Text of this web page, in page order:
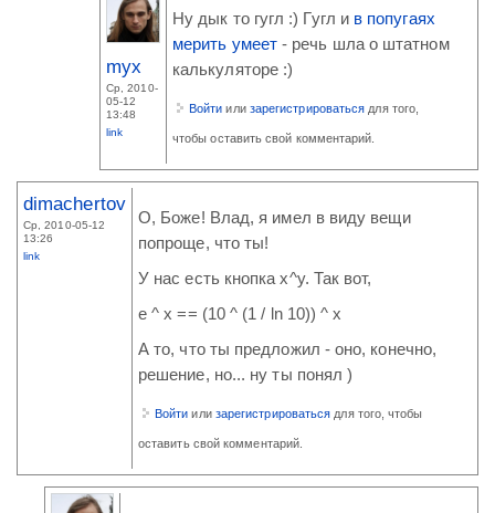
myx
Ср, 2010-
05-12
13:48
link
Ну дык то гугл :) Гугл и в попугаях
мерить умеет- речь шла о штатном
калькуляторе :)
Войти или зарегистрироваться для того,
чтобы оставить свой комментарий.
dimachertov
Ср, 2010-05-12
13:26
link
О, Боже! Влад, я имел в виду вещи
попроще, что ты!
У нас есть кнопка x^y. Так вот,
e ^ x == (10 ^ (1 / ln 10)) ^ x
А то, что ты предложил - оно, конечно,
решение, но... ну ты понял )
Войти или зарегистрироваться для того, чтобы
оставить свой комментарий.